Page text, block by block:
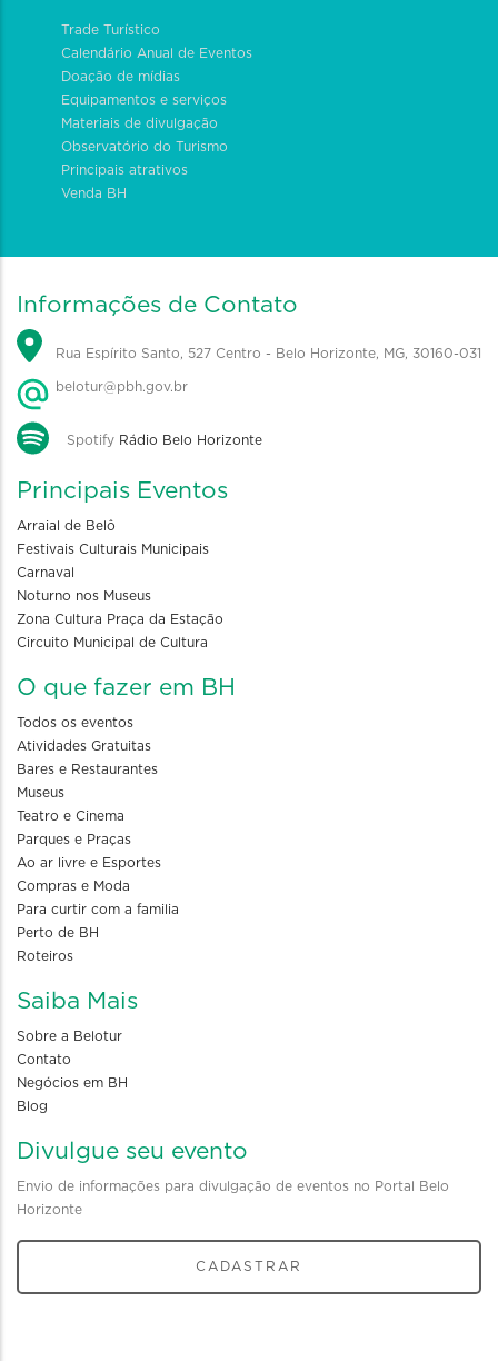
Trade Turístico
Calendário Anual de Eventos
Doação de mídias
Equipamentos e serviços
Materiais de divulgação
Observatório do Turismo
Principais atrativos
Venda BH
Informações de Contato
Rua Espírito Santo, 527 Centro - Belo Horizonte, MG, 30160-031
belotur@pbh.gov.br
Spotify Rádio Belo Horizonte
Principais Eventos
Arraial de Belô
Festivais Culturais Municipais
Carnaval
Noturno nos Museus
Zona Cultura Praça da Estação
Circuito Municipal de Cultura
O que fazer em BH
Todos os eventos
Atividades Gratuitas
Bares e Restaurantes
Museus
Teatro e Cinema
Parques e Praças
Ao ar livre e Esportes
Compras e Moda
Para curtir com a familia
Perto de BH
Roteiros
Saiba Mais
Sobre a Belotur
Contato
Negócios em BH
Blog
Divulgue seu evento
Envio de informações para divulgação de eventos no Portal Belo
Horizonte
CADASTRAR